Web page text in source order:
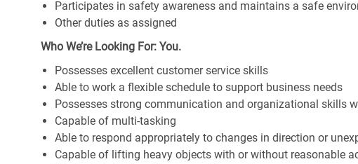
Participates in safety awareness and maintains a safe
Other duties as assigned
Who We’re Looking For: You.
Possesses excellent customer service skills
Able to work a flexible schedule to support business needs
Possesses strong communication and organizational skills
Capable of multi-tasking
Able to respond appropriately to changes in direction or
Capable of lifting heavy objects with or without reasonable